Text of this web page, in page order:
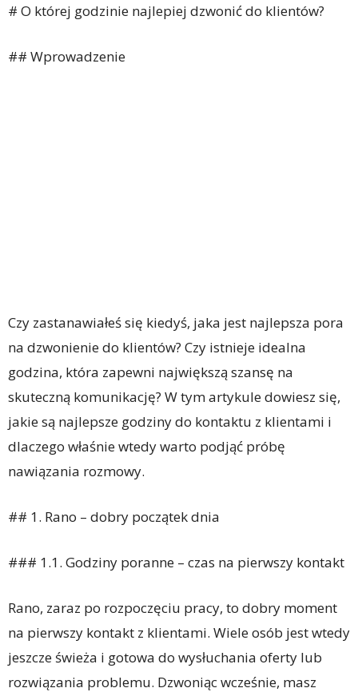
# O której godzinie najlepiej dzwonić do klientów?
## Wprowadzenie
Czy zastanawiałeś się kiedyś, jaka jest najlepsza pora
na dzwonienie do klientów? Czy istnieje idealna
godzina, która zapewni największą szansę na
skuteczną komunikację? W tym artykule dowiesz się,
jakie są najlepsze godziny do kontaktu z klientami i
dlaczego właśnie wtedy warto podjąć próbę
nawiązania rozmowy.
## 1. Rano – dobry początek dnia
### 1.1. Godziny poranne – czas na pierwszy kontakt
Rano, zaraz po rozpoczęciu pracy, to dobry moment
na pierwszy kontakt z klientami. Wiele osób jest wtedy
jeszcze świeża i gotowa do wysłuchania oferty lub
rozwiązania problemu. Dzwoniąc wcześnie, masz